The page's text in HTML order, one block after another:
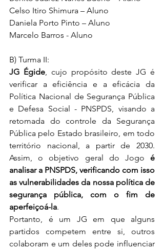
Celso Itiro Shimura – Aluno
Daniela Porto Pinto – Aluno
Marcelo Barros - Aluno
B) Turma II:
JG Égide, cujo propósito deste JG é
verificar a eficiência e a eficácia da
Política Nacional de Segurança Pública
e Defesa Social - PNSPDS, visando a
retomada do controle da Segurança
Pública pelo Estado brasileiro, em todo
território nacional, a partir de 2030.
Assim, o objetivo geral do Jogo é
analisar a PNSPDS, verificando com isso
as vulnerabilidades da nossa política de
segurança pública, com o fim de
aperfeiçoá-la.
Portanto, é um JG em que alguns
partidos competem entre si, outros
colaboram e um deles pode influenciar